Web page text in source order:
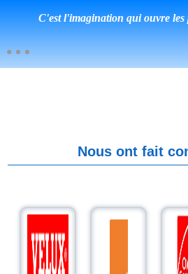
C'est l'imagination qui ouvre les
Nous ont fait